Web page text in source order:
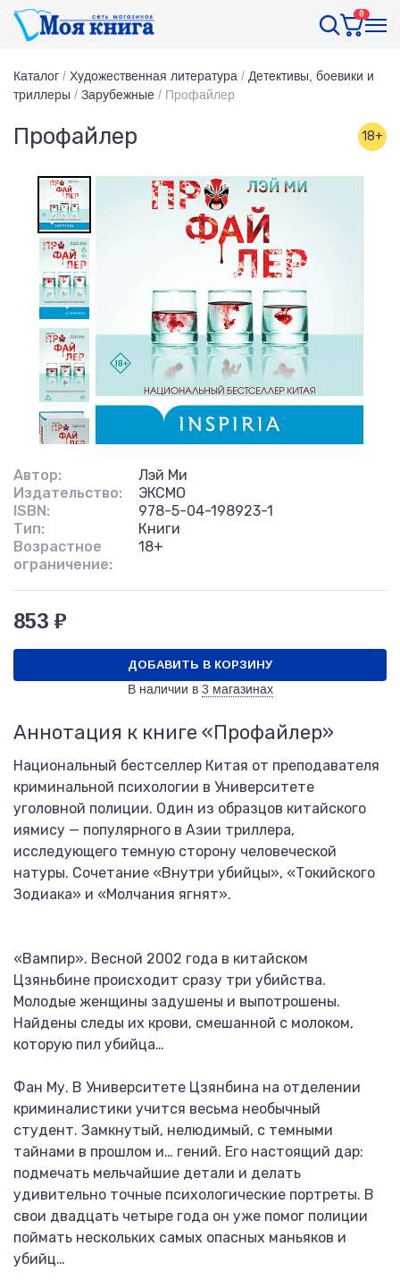
0
Каталог / Художественная литература / Детективы, боевики и
триллеры / Зарубежные / Профайлер
Профайлер 18+
Автор:
Лэй Ми
Издательство:
ЭКСМО
ISBN:
978-5-04-198923-1
Тип:
Книги
Возрастное
ограничение:
18+
853 ₽
ДОБАВИТЬ В КОРЗИНУ
В наличии в 3 магазинах
Аннотация к книге «Профайлер»
Национальный бестселлер Китая от преподавателя
криминальной психологии в Университете
уголовной полиции. Один из образцов китайского
иямису — популярного в Азии триллера,
исследующего темную сторону человеческой
натуры. Сочетание «Внутри убийцы», «Токийского
Зодиака» и «Молчания ягнят».
«Вампир». Весной 2002 года в китайском
Цзяньбине происходит сразу три убийства.
Молодые женщины задушены и выпотрошены.
Найдены следы их крови, смешанной с молоком,
которую пил убийца…
Фан Му. В Университете Цзянбина на отделении
криминалистики учится весьма необычный
студент. Замкнутый, нелюдимый, с темными
тайнами в прошлом и… гений. Его настоящий дар:
подмечать мельчайшие детали и делать
удивительно точные психологические портреты. В
свои двадцать четыре года он уже помог полиции
поймать нескольких самых опасных маньяков и
убийц…